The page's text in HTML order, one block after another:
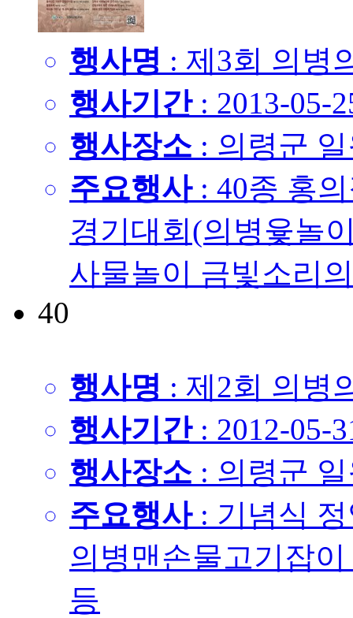
행사명 : 제3회 의병
행사기간: 2013-05-
행사장소 : 의령군
주요행사: 40종 홍
경기대회(의병윷놀
사물놀이 금빛소리
40
행사명 : 제2회 의병
행사기간: 2012-05-
행사장소 : 의령군
주요행사: 기념식 정
의병맨손물고기잡
등